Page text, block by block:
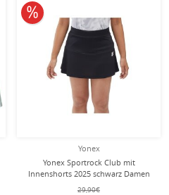
Yonex
Yonex Sportrock Club mit
Innenshorts 2025 schwarz Damen
29,90€
10% reduziert